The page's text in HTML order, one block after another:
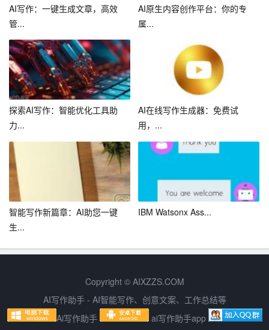
结语：大学生就业计划书的制定对于大学生来说具有重要
意义，它可以帮助我们更好地规划未来，实现顺利就业。
希望本文提供的2024年大学生就业计划书范文能对大家有
所启发，祝愿各位同学在未来的职场道路上越走越远，实
现自己的人生价值。
AI写作：一键生成文章，高效
管...
AI原生内容创作平台：你的专
属...
探索AI写作：智能优化工具助
力...
AI在线写作生成器：免费试
用，...
智能写作新篇章：AI助您一键
生...
IBM Watsonx Ass...
Copyright © AIXZZS.COM
AI写作助手 - AI智能写作、创意文案、工作总结等
Ai写作助手
ai写作助手app